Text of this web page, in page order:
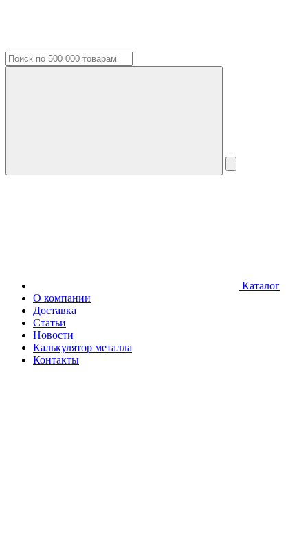
Каталог
О компании
Доставка
Статьи
Новости
Калькулятор металла
Контакты